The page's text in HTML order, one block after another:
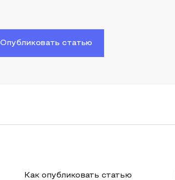
Опубликовать статью
Как опубликовать статью